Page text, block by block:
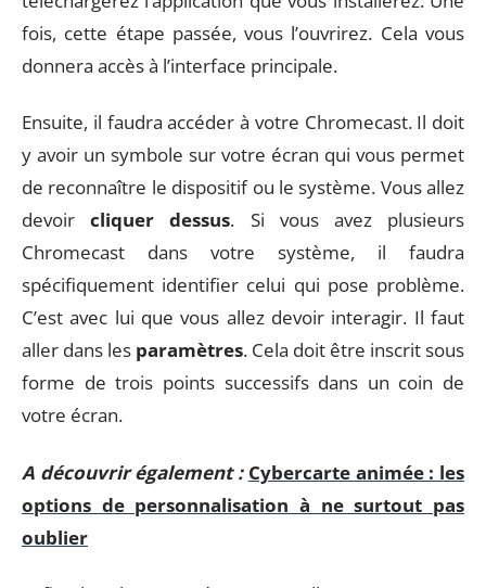
fois, cette étape passée, vous l’ouvrirez. Cela vous
donnera accès à l’interface principale.
Ensuite, il faudra accéder à votre Chromecast. Il doit
y avoir un symbole sur votre écran qui vous permet
de reconnaître le dispositif ou le système. Vous allez
devoircliquer dessus. Si vous avez plusieurs
Chromecast dans votre système, il faudra
spécifiquement identifier celui qui pose problème.
C’est avec lui que vous allez devoir interagir. Il faut
aller dans les paramètres. Cela doit être inscrit sous
forme de trois points successifs dans un coin de
votre écran.
A découvrir également : Cybercarte animée : les
options de personnalisation à ne surtout pas
oublier